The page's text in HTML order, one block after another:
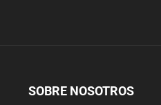
SOBRE NOSOTROS